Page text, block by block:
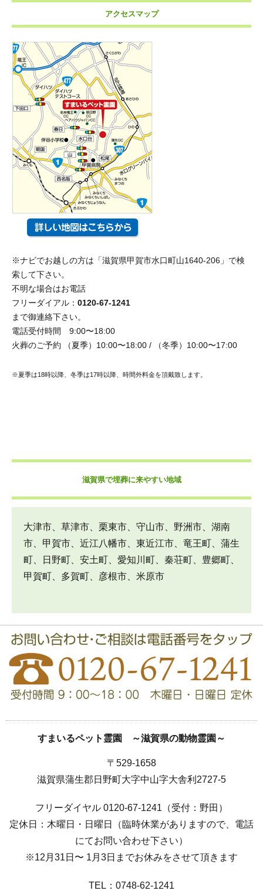
アクセスマップ
※ナビでお越しの方は「滋賀県甲賀市水口町山1640-206」で検
索して下さい。
不明な場合はお電話
フリーダイアル： 0120-67-1241
まで御連絡下さい。
電話受付時間 9:00〜18:00
火葬のご予約 （夏季）10:00〜18:00 / （冬季）10:00〜17:00
※夏季は18時以降、冬季は17時以降、時間外料金を頂戴致します。
滋賀県で埋葬に来やすい地域
大津市、草津市、栗東市、守山市、野洲市、湖南
市、甲賀市、近江八幡市、東近江市、竜王町、蒲生
町、日野町、安土町、愛知川町、秦荘町、豊郷町、
甲賀町、多賀町、彦根市、米原市
すまいるペット霊園 ～滋賀県の動物霊園～
〒529-1658
滋賀県蒲生郡日野町大字中山字大舎利2727-5
フリーダイヤル 0120-67-1241（受付：野田）
定休日：木曜日・日曜日（臨時休業がありますので、電話
にてお問い合わせ下さい）
※12月31日〜 1月3日までお休みをさせて頂きます
TEL：0748-62-1241